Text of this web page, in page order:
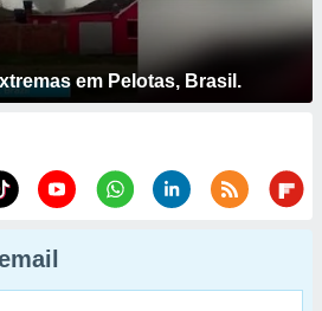
em Pelotas, Brasil.